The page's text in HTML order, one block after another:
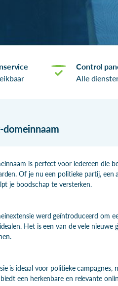
Control
Alle
is perfect voor iedereen die
Of je nu een politieke partij,
je boodschap te versterken.
werd geïntroduceerd om
Het is een van de vele nieuwe
is ideaal voor politieke
een herkenbare en relevante